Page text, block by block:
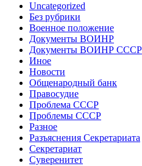
Uncategorized
Без рубрики
Военное положение
Документы ВОИНР
Документы ВОИНР СССР
Иное
Новости
Общенародный банк
Правосудие
Проблема СССР
Проблемы СССР
Разное
Разъяснения Секретариата
Секретариат
Суверенитет